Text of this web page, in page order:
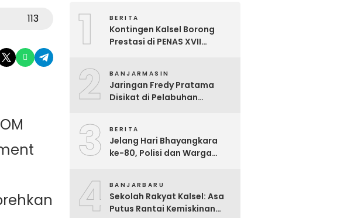
113 1 BERITA
Kontingen Kalsel Borong
Prestasi di PENAS XVII
Juara Nasional
2 BANJARMASIN
Jaringan Fredy Pratama
Disikat di Pelabuhan
3 BERITA
Jelang Hari Bhayangkara
ke-80, Polisi dan Warga
Penghubung Desa
4 BANJARBARU
Sekolah Rakyat Kalsel: Asa
Putus Rantai Kemiskinan